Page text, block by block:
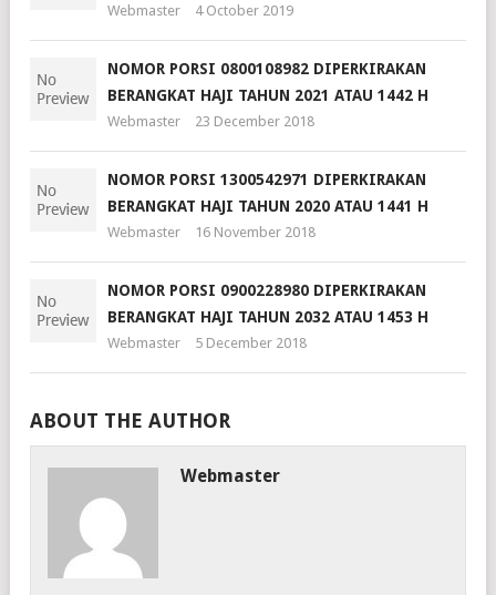
Webmaster 4 October 2019
NOMOR PORSI 0800108982 DIPERKIRAKAN
BERANGKAT HAJI TAHUN 2021 ATAU 1442 H
Webmaster 23 December 2018
NOMOR PORSI 1300542971 DIPERKIRAKAN
BERANGKAT HAJI TAHUN 2020 ATAU 1441 H
Webmaster 16 November 2018
NOMOR PORSI 0900228980 DIPERKIRAKAN
BERANGKAT HAJI TAHUN 2032 ATAU 1453 H
Webmaster 5 December 2018
ABOUT THE AUTHOR
Webmaster